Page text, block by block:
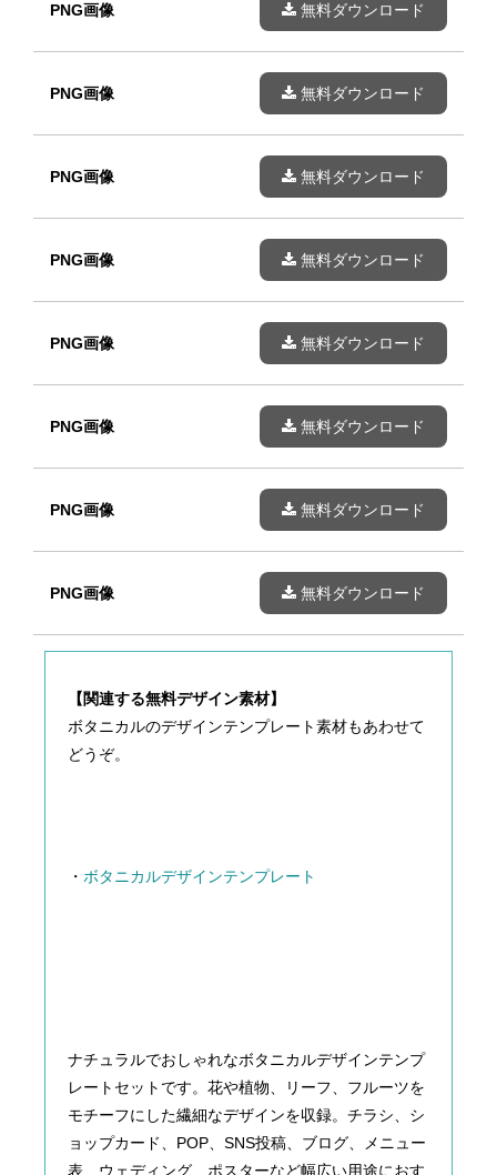
PNG画像 無料ダウンロード
PNG画像 無料ダウンロード
PNG画像 無料ダウンロード
PNG画像 無料ダウンロード
PNG画像 無料ダウンロード
PNG画像 無料ダウンロード
PNG画像 無料ダウンロード
PNG画像 無料ダウンロード
【関連する無料デザイン素材】
ボタニカルのデザインテンプレート素材もあわせて
どうぞ。
・ ボタニカルデザインテンプレート
ナチュラルでおしゃれなボタニカルデザインテンプ
レートセットです。花や植物、リーフ、フルーツを
モチーフにした繊細なデザインを収録。チラシ、シ
ョップカード、POP、SNS投稿、ブログ、メニュー
表、ウェディング、ポスターなど幅広い用途におす